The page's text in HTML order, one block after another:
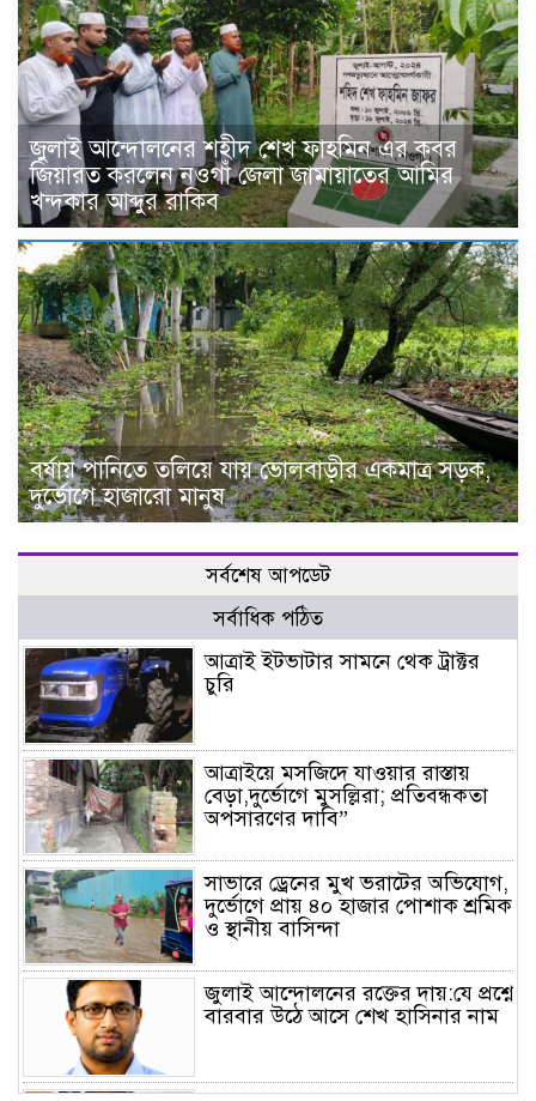
জুলাই আন্দোলনের শহীদ শেখ ফাহমিন এর কবর
জিয়ারত করলেন নওগাঁ জেলা জামায়াতের আমির
খন্দকার আব্দুর রাকিব
বর্ষায় পানিতে তলিয়ে যায় ভোলবাড়ীর একমাত্র সড়ক,
দুর্ভোগে হাজারো মানুষ
সর্বশেষ আপডেট
সর্বাধিক পঠিত
আত্রাই ইটভাটার সামনে থেক ট্রাক্টর
চুরি
আত্রাইয়ে মসজিদে যাওয়ার রাস্তায়
বেড়া,দুর্ভোগে মুসল্লিরা; প্রতিবন্ধকতা
অপসারণের দাবি”
সাভারে ড্রেনের মুখ ভরাটের অভিযোগ,
দুর্ভোগে প্রায় ৪০ হাজার পোশাক শ্রমিক
ও স্থানীয় বাসিন্দা
জুলাই আন্দোলনের রক্তের দায়:যে প্রশ্নে
বারবার উঠে আসে শেখ হাসিনার নাম